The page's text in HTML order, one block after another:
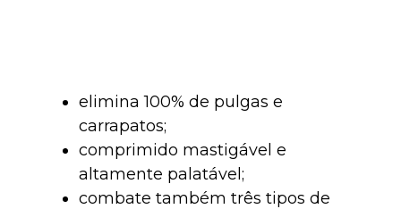
elimina 100% de pulgas e
carrapatos;
comprimido mastigável e
altamente palatável;
combate também três tipos de